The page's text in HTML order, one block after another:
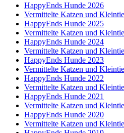
HappyEnds Hunde 2026
Vermittelte Katzen und
HappyEnds Hunde 2025
Vermittelte Katzen und
HappyEnds Hunde 2024
Vermittelte Katzen und
HappyEnds Hunde 2023
Vermittelte Katzen und
HappyEnds Hunde 2022
Vermittelte Katzen und
HappyEnds Hunde 2021
Vermittelte Katzen und
HappyEnds Hunde 2020
Vermittelte Katzen und